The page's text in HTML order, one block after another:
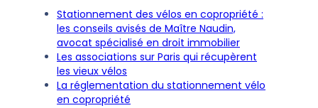
Stationnement des vélos en copropriété :
les conseils avisés de Maître Naudin,
avocat spécialisé en droit immobilier
Les associations sur Paris qui récupèrent
les vieux vélos
La réglementation du stationnement vélo
en copropriété